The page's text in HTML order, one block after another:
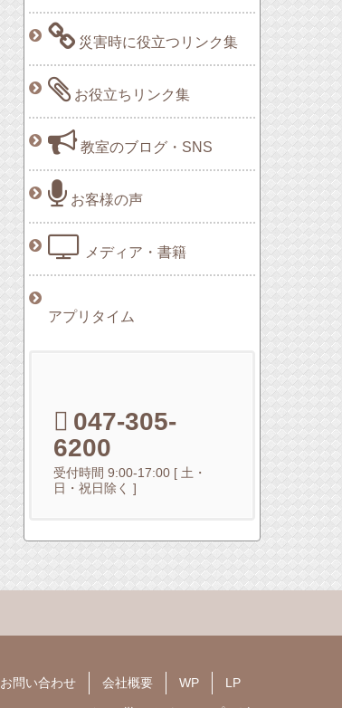
災害時に役立つリンク集
お役立ちリンク集
教室のブログ・SNS
お客様の声
メディア・書籍
アプリタイム
047-305-
6200
受付時間 9:00-17:00 [ 土・
日・祝日除く ]
お問い合わせ 会社概要 WP LP